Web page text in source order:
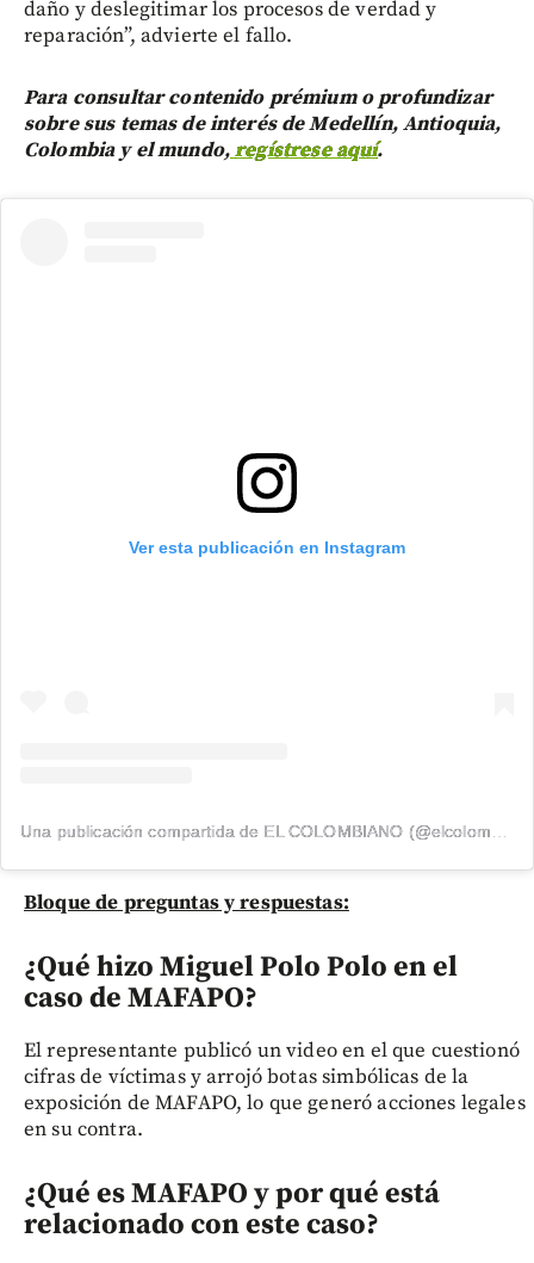
daño y deslegitimar los procesos de verdad y
reparación”, advierte el fallo.
Para consultar contenido prémium o profundizar
sobre sus temas de interés de Medellín, Antioquia,
Colombia y el mundo,regístrese aquí.
Ver esta publicación en Instagram
Una publicación compartida de EL COLOMBIANO (@elcolombiano_)
Bloque de preguntas y respuestas:
¿Qué hizo Miguel Polo Polo en el
caso de MAFAPO?
El representante publicó un video en el que cuestionó
cifras de víctimas y arrojó botas simbólicas de la
exposición de MAFAPO, lo que generó acciones legales
en su contra.
¿Qué es MAFAPO y por qué está
relacionado con este caso?